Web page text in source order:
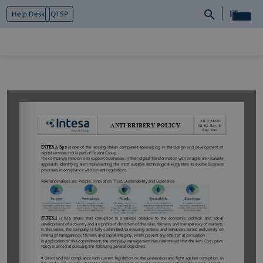
Help Desk QTSP IT
Cosa facciamo
Piattaforme
Industry
News e Media
Contattaci